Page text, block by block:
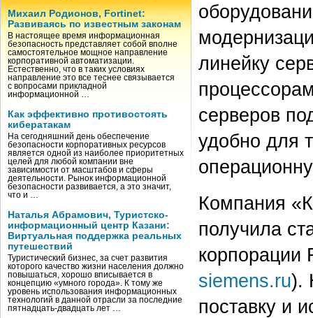
Михаил Родионов, Fortinet:
Развиваясь по известным законам
В настоящее время информационная
безопасность представляет собой вполне
самостоятельное мощное направление
корпоративной автоматизации.
Естественно, что в таких условиях
направление это все теснее связывается
с вопросами прикладной
информационной …
Как эффективно противостоять
кибератакам
На сегодняшний день обеспечение
безопасности корпоративных ресурсов
является одной из наиболее приоритетных
целей для любой компании вне
зависимости от масштабов и сферы
деятельности. Рынок информационной
безопасности развивается, а это значит,
что и …
Наталья Абрамович, Туристско-
информационный центр Казани:
Виртуальная поддержка реальных
путешествий
Туристический бизнес, за счет развития
которого качество жизни населения должно
повышаться, хорошо вписывается в
концепцию «умного города». К тому же
уровень использования информационных
технологий в данной отрасли за последние
пятнадцать-двадцать лет …
линейку
серверов
удобно для
Компания
получила
корпорации
siemens.ru).
поставку и